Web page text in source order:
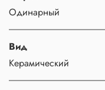
Одинарный
Вид
Керамический